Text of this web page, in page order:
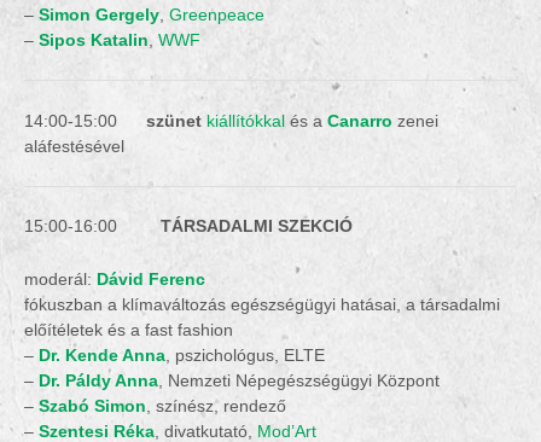
– Simon Gergely Greenpeace
– Sipos Katalin WWF
14:00-15:00 szünet kiállítókkal és a Canarro zenei
aláfestésével
15:00-16:00 TÁRSADALMI SZEKCIÓ
moderál: Dávid Ferenc
fókuszban a klímaváltozás egészségügyi hatásai, a társadalmi
előítéletek és a fast fashion
– Dr. Kende Anna , pszichológus, ELTE
– Dr. Páldy Anna , Nemzeti Népegészségügyi Központ
– Szabó Simon , színész, rendező
– Szentesi Réka , divatkutató, Mod’Art